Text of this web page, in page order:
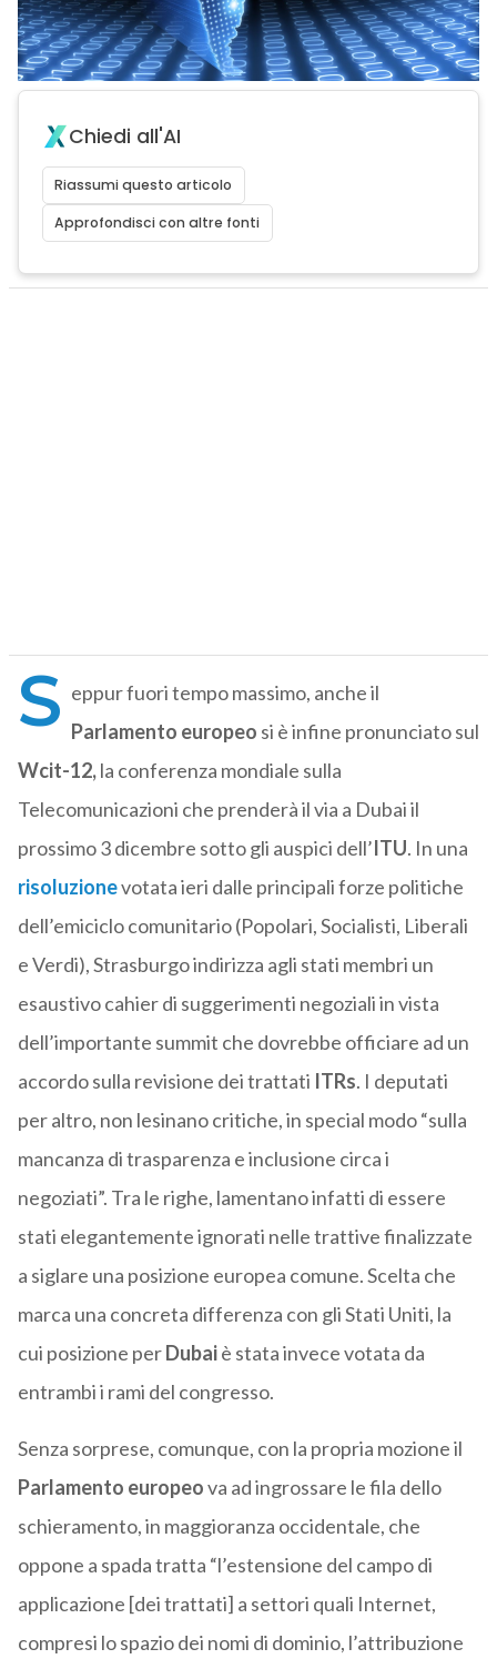
Chiedi all'AI
Riassumi questo articolo
Approfondisci con altre fonti
S eppur fuori tempo massimo, anche il
Parlamento europeo si è infine pronunciato sul
Wcit-12,la conferenza mondiale sulla
Telecomunicazioni che prenderà il via a Dubai il
prossimo 3 dicembre sotto gli auspici dell’ITU. In una
risoluzionevotata ieri dalle principali forze politiche
dell’emiciclo comunitario (Popolari, Socialisti, Liberali
e Verdi), Strasburgo indirizza agli stati membri un
esaustivo cahier di suggerimenti negoziali in vista
dell’importante summit che dovrebbe officiare ad un
accordo sulla revisione dei trattati ITRs. I deputati
per altro, non lesinano critiche, in special modo “sulla
mancanza di trasparenza e inclusione circa i
negoziati”. Tra le righe, lamentano infatti di essere
stati elegantemente ignorati nelle trattive finalizzate
a siglare una posizione europea comune. Scelta che
marca una concreta differenza con gli Stati Uniti, la
cui posizione perDubaiè stata invece votata da
entrambi i rami del congresso.
Senza sorprese, comunque, con la propria mozione il
Parlamento europeova ad ingrossare le fila dello
schieramento, in maggioranza occidentale, che
oppone a spada tratta “l’estensione del campo di
applicazione [dei trattati] a settori quali Internet,
compresi lo spazio dei nomi di dominio, l’attribuzione